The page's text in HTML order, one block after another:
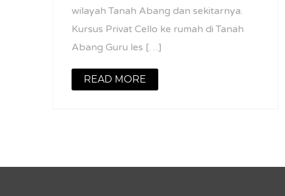
wilayah Tanah Abang dan sekitarnya.
Kursus Privat Cello ke rumah di Tanah
Abang Guru les […]
READ MORE